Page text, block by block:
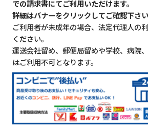
での請求書にてご利用いただけます。
詳細はバナーをクリックしてご確認下さい
ご利用者が未成年の場合、法定代理人の
ください。
運送会社留め、郵便局留めや学校、病院
はご利用不可となります。